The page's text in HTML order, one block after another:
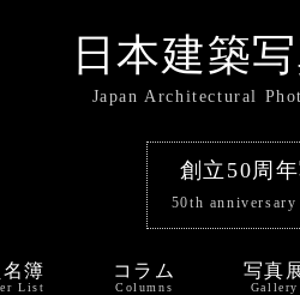
日本建築
Japan Architectural
創立50周
50th
簿
List
コラム
Columns
写真
Gallery